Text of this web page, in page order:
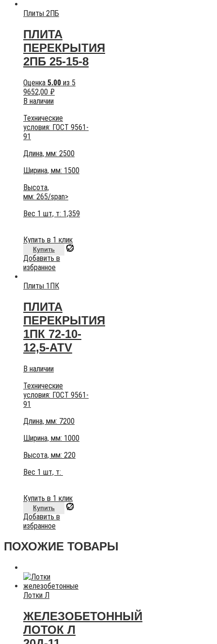
Плиты 2ПБ
ПЛИТА
ПЕРЕКРЫТИЯ
2ПБ 25-15-8
Оценка 5.00 из 5
9652,00 ₽
В наличии
Технические
условия: ГОСТ 9561-
91
Длина, мм: 2500
Ширина, мм: 1500
Высота,
мм: 265/span>
Вес 1 шт, т: 1,359
Купить в 1 клик
Купить
Добавить в
избранное
Плиты 1ПК
ПЛИТА
ПЕРЕКРЫТИЯ
1ПК 72-10-
12,5-АТV
В наличии
Технические
условия: ГОСТ 9561-
91
Длина, мм: 7200
Ширина, мм: 1000
Высота, мм: 220
Вес 1 шт, т:
Купить в 1 клик
Купить
Добавить в
избранное
ПОХОЖИЕ ТОВАРЫ
Лотки Л
ЖЕЛЕЗОБЕТОННЫЙ
ЛОТОК Л